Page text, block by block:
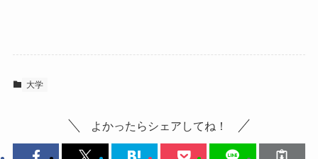
大学
よかったらシェアしてね！